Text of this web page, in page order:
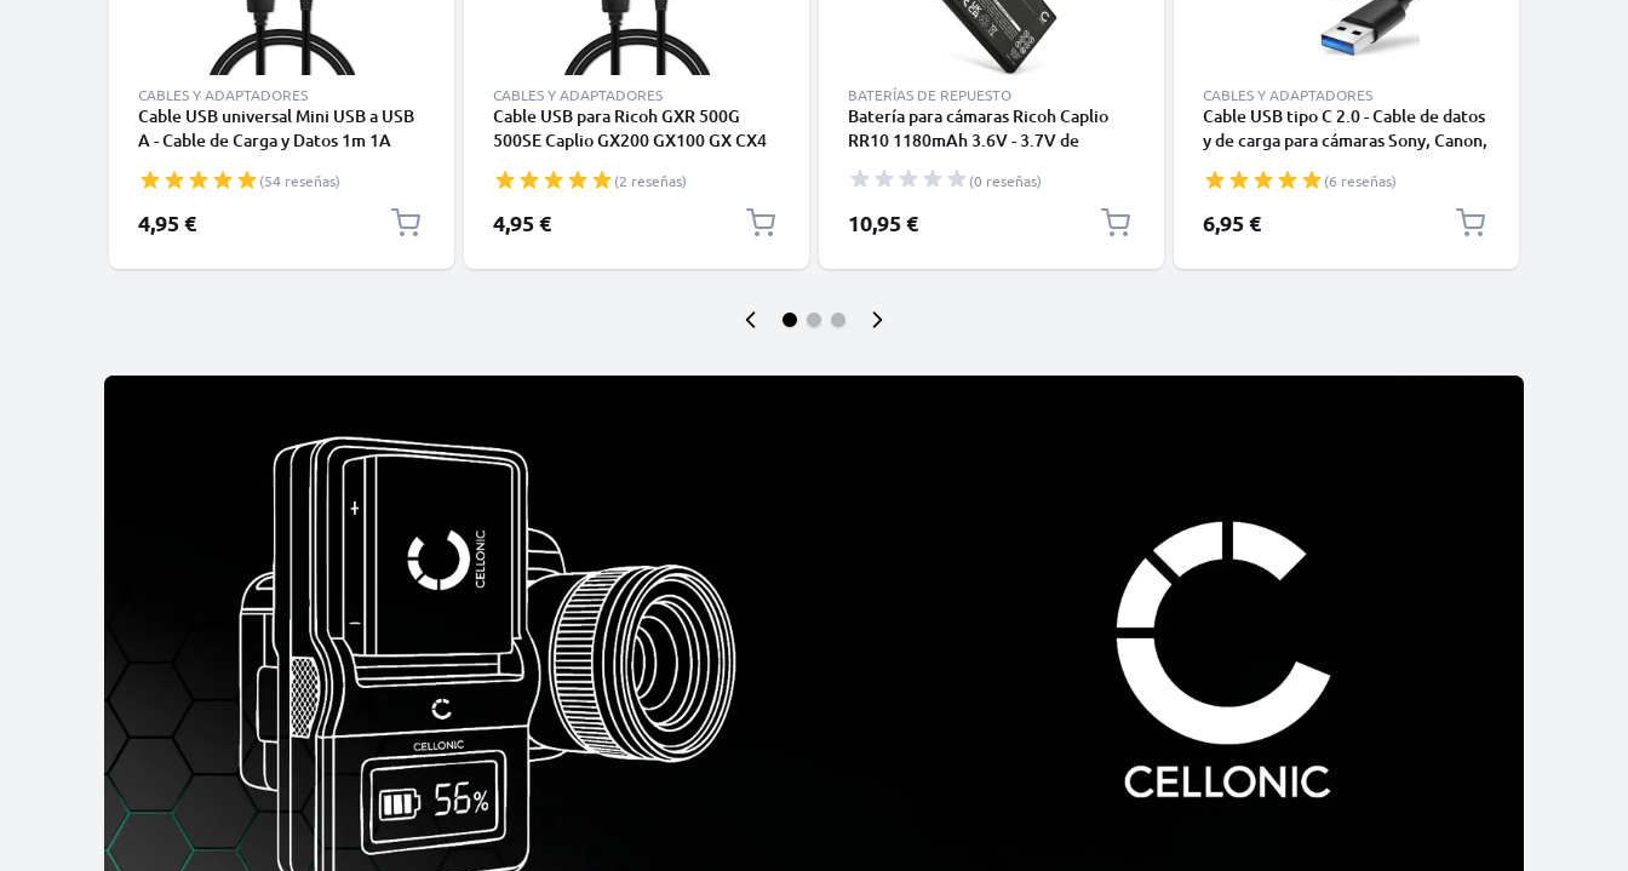
CABLES Y ADAPTADORES
Cable USB universal Mini USB a USB
A - Cable de Carga y Datos 1m 1A
(54 reseñas)
4,95 €
CABLES Y ADAPTADORES
Cable USB para Ricoh GXR 500G
500SE Caplio GX200 GX100 GX CX4
R3 R5 R6 R7 R8 R10 - Cable de Carga
y Datos 1m 1A negro PVC
(2 reseñas)
4,95 €
BATERÍAS DE REPUESTO
Batería para cámaras Ricoh Caplio
RR10 1180mAh 3.6V - 3.7V de
CELLONIC
(0 reseñas)
10,95 €
CABLES Y ADAPTADORES
Cable USB tipo C 2.0 - Cable de datos
y de carga para cámaras Sony, Canon,
Moto Z, Huawei, Xiaomi - 1,0m Cable
cargador USB tipo C
(6 reseñas)
6,95 €